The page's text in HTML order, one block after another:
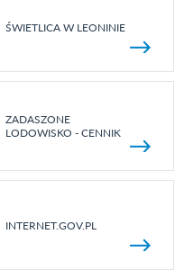
ŚWIETLICA W LEONINIE
ZADASZONE
LODOWISKO - CENNIK
INTERNET.GOV.PL